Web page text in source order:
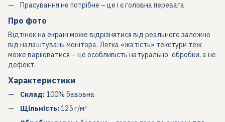
Прасування не потрібне – це і є головна перевага
Про фото
Відтінок на екрані може відрізнятися від реального залежно
від налаштувань монітора. Легка «жатість» текстури теж
може варіюватися – це особливість натуральної обробки, а не
дефект.
Характеристики
Склад:100% бавовна
Щільність:125 г/м²